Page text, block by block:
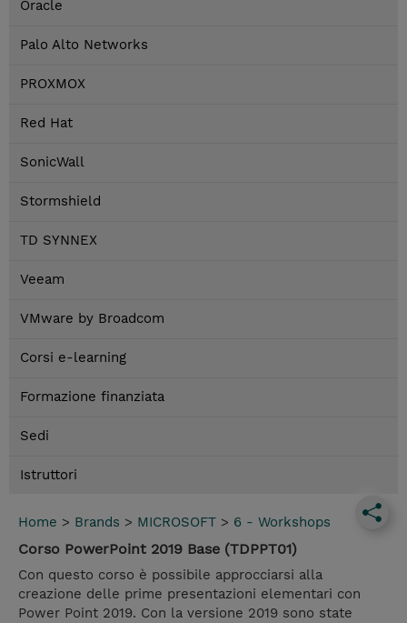
Oracle
Palo Alto Networks
PROXMOX
Red Hat
SonicWall
Stormshield
TD SYNNEX
Veeam
VMware by Broadcom
Corsi e-learning
Formazione finanziata
Sedi
Istruttori
Home > Brands > MICROSOFT > 6 - Workshops
Corso PowerPoint 2019 Base (TDPPT01)
Con questo corso è possibile approcciarsi alla
creazione delle prime presentazioni elementari con
Power Point 2019. Con la versione 2019 sono state